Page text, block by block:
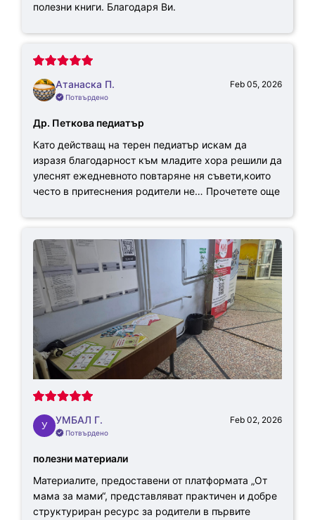
полезни книги. Благодаря Ви.
Атанаска П. Feb 05, 2026
Потвърдено
Др. Петкова педиатър
Като действащ на терен педиатър искам да
изразя благодарност към младите хора решили да
улеснят ежедневното повтаряне ня съвети,които
често в притеснения родители не… Прочетете още
УМБАЛ Г. Feb 02, 2026
Потвърдено
полезни материали
Материалите, предоставени от платформата „От
мама за мами“, представляват практичен и добре
структуриран ресурс за родители в първите